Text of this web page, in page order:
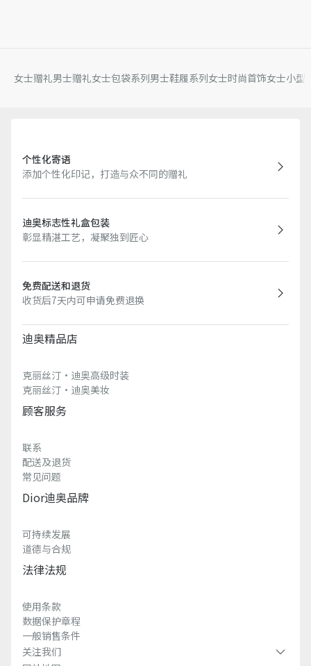
女士赠礼男士赠礼女士包袋系列男士鞋履系列女士时尚首饰女士小型
个性化寄语
添加个性化印记，打造与众不同的赠礼
迪奥标志性礼盒包装
彰显精湛工艺，凝聚独到匠心
免费配送和退货
收货后7天内可申请免费退换
迪奥精品店
克丽丝汀·迪奥高级时装
克丽丝汀·迪奥美妆
顾客服务
联系
配送及退货
常见问题
Dior迪奥品牌
可持续发展
道德与合规
法律法规
使用条款
数据保护章程
一般销售条件
关注我们